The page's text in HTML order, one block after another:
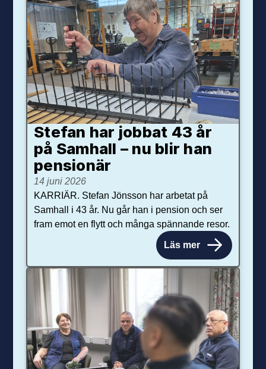
Stefan har jobbat 43 år
på Samhall – nu blir han
pensionär
14 juni 2026
KARRIÄR. Stefan Jönsson har arbetat på
Samhall i 43 år. Nu går han i pension och ser
fram emot en flytt och många spännande resor.
Läs mer